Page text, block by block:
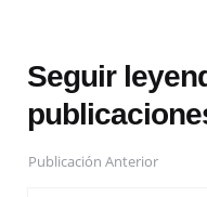
Seguir
Publicación Anterior